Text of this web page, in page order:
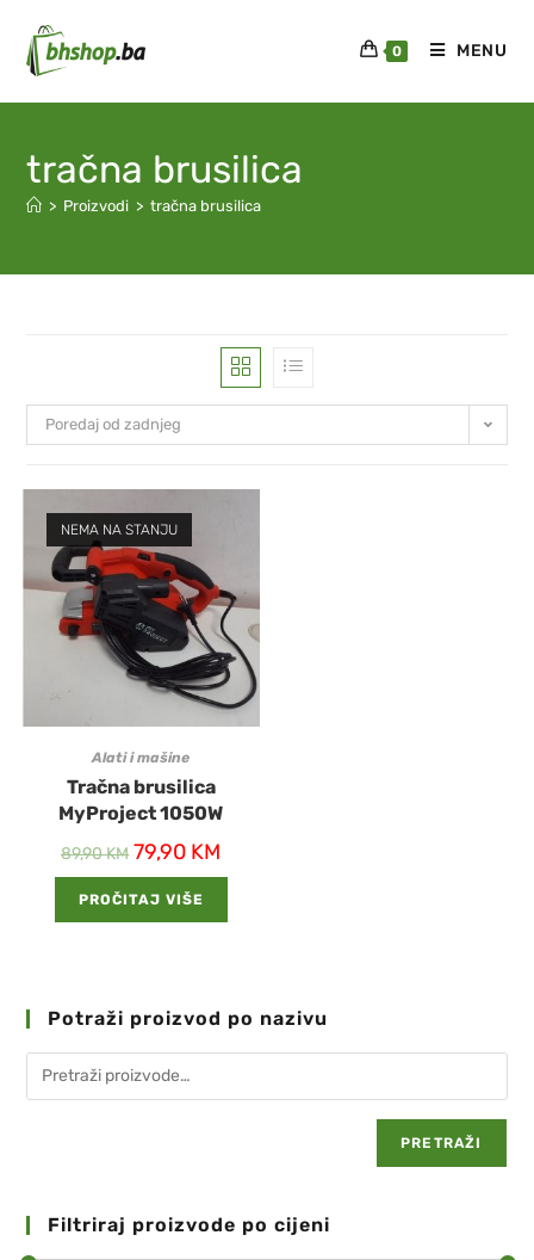
0 MENU
tračna brusilica
> Proizvodi > tračna brusilica
Poredaj od zadnjeg
NEMA NA STANJU
Alati i mašine
Tračna brusilica
MyProject 1050W
89,90KM 79,90 KM
PROČITAJ VIŠE
Potraži proizvod po nazivu
PRETRAŽI
Filtriraj proizvode po cijeni